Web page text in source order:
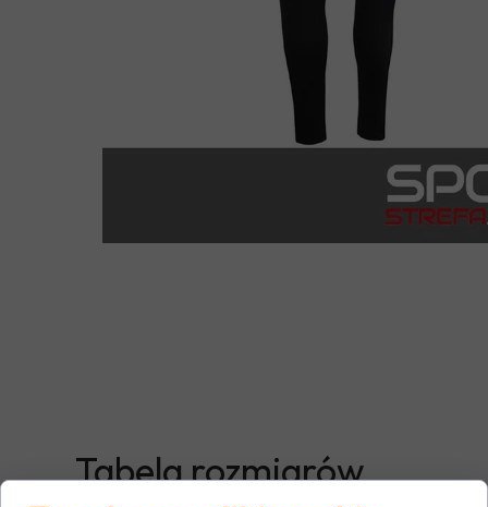
Tabela rozmiarów